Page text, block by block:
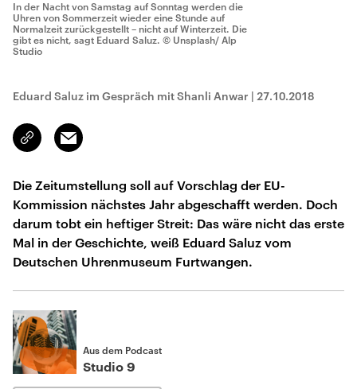
In der Nacht von Samstag auf Sonntag werden die
Uhren von Sommerzeit wieder eine Stunde auf
Normalzeit zurückgestellt – nicht auf Winterzeit. Die
gibt es nicht, sagt Eduard Saluz. © Unsplash/ Alp
Studio
Eduard Saluz im Gespräch mit Shanli Anwar | 27.10.2018
Link
kopieren/teilen
Email
Die Zeitumstellung soll auf Vorschlag der EU-
Kommission nächstes Jahr abgeschafft werden. Doch
darum tobt ein heftiger Streit: Das wäre nicht das erste
Mal in der Geschichte, weiß Eduard Saluz vom
Deutschen Uhrenmuseum Furtwangen.
Aus dem Podcast
Studio 9